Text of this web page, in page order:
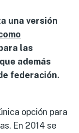
una versión
las
además
federación.
opción para
En 2014 se